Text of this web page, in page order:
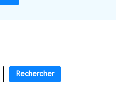
Rechercher